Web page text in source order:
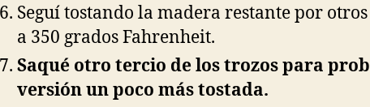
Seguí tostando la madera restante por
a 350 grados Fahrenheit.
Saqué otro tercio de los trozos para
versión un poco más tostada.